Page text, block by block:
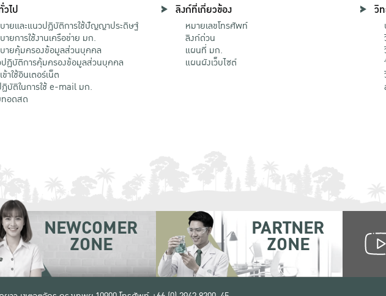
ไป
ายและแนวปฏิบัติการใช้ปัญญาประดิษฐ์
ายการใช้งานเครือข่าย มก.
ายคุ้มครองข้อมูลส่วนบุคคล
ฏิบัติการคุ้มครองข้อมูลส่วนบุคคล
ข้าใช้อินเตอร์เน็ต
บัติในการใช้ e-mail มก.
อดสด
ลิงก์ที่เกี่ยวข้อง
หมายเลขโทรศัพท์
ลิงก์ด่วน
แผนที่ มก.
แผนผังเว็บไซต์
วิ
NEWCOMER
ZONE
PARTNER
ZONE